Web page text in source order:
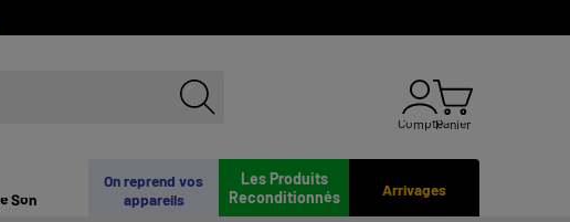
ComptePanier
Arrivages
Les Produits
Reconditionnés
On reprend vos
appareils
Son